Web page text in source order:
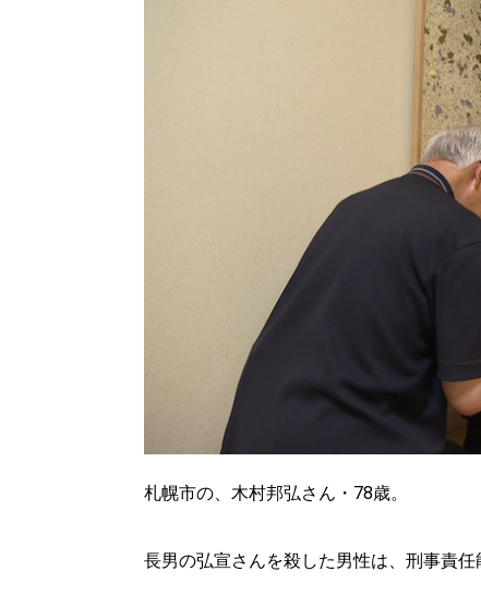
北海道で暮らす、あなたとつくる、
明日への”きっかけ”WEBマガジン
パートナーメディア Sitakkeパートナ
札幌市の、木村邦弘さん・78歳。
長男の弘宣さんを殺した男性は、刑事責